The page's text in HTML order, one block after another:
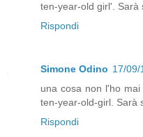
ten-year-old girl'. Sarà
Rispondi
Simone Odino 17/09/
una cosa non l'ho
ten-year-old-girl. Sarà
Rispondi